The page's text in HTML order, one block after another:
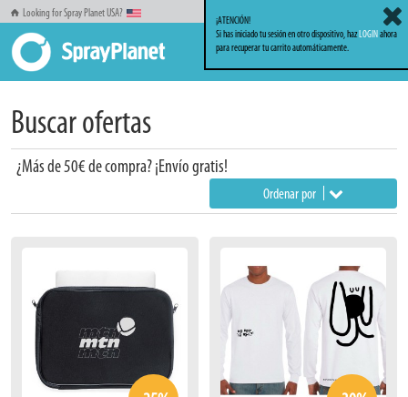
Looking for Spray Planet USA?
Inicio
Buscar ofertas
¿Más de 50€ de compra? ¡Envío gratis!
Ordenar por
¡ATENCIÓN!
Si has iniciado tu sesión en otro dispositivo, hazLOGINahora
para recuperar tu carrito automáticamente.